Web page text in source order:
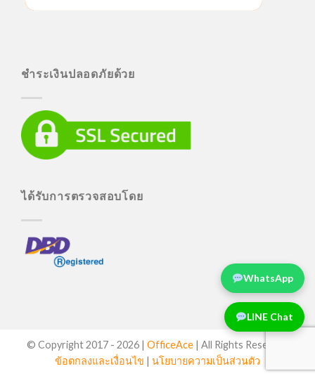
ชำระเงินปลอดภัยด้วย
ได้รับการตรวจสอบโดย
© Copyright 2017 - 2026 | OfficeAce | All Rights Reserved
ข้อตกลงและเงื่อนไข | นโยบายความเป็นส่วนตัว
LINE Chat
WhatsApp